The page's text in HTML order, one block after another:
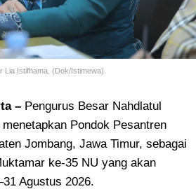
Lia Istifhama. (Dok/Istimewa).
– Pengurus Besar Nahdlatul
Pondok Pesantren
Jombang, Jawa Timur, sebagai
ke-35 NU yang akan
Agustus 2026.